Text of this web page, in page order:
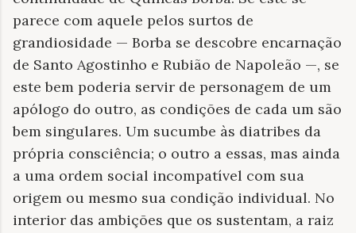
parece com aquele pelos surtos de
grandiosidade — Borba se descobre encarnação
de Santo Agostinho e Rubião de Napoleão —, se
este bem poderia servir de personagem de um
apólogo do outro, as condições de cada um são
bem singulares. Um sucumbe às diatribes da
própria consciência; o outro a essas, mas ainda
a uma ordem social incompatível com sua
origem ou mesmo sua condição individual. No
interior das ambições que os sustentam, a raiz